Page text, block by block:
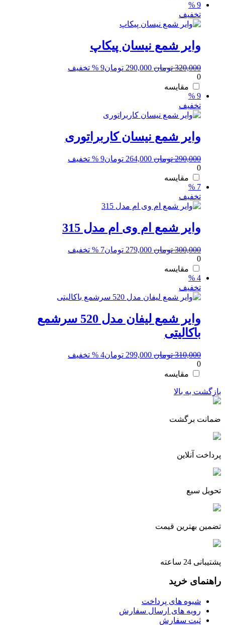
9 %
تخفیف
وایر شمع نیسان پیکاپ
320,000 تومان قیمت
290,000 تومان9 % تخفیف
0
مقایسه
9 %
تخفیف
وایر شمع نیسان کاربراتوری
290,000 تومان قیمت
264,000 تومان9 % تخفیف
0
مقایسه
7 %
تخفیف
وایر شمع ام وی ام مدل 315
300,000 تومان قیمت
279,000 تومان7 % تخفیف
0
مقایسه
4 %
تخفیف
وایر شمع لیفان مدل 520 سرشمع
باکالیتی
310,000 تومان قیمت
299,000 تومان4 % تخفیف
0
مقایسه
بازگشت به بالا
ضمانت برگشت
پرداخت آنلاین
تحویل سیع
تضمین بهترین قیمت
پشتیبانی 24 ساعته
راهنمای خرید
شیوه های پرداخت
رویه های ارسال سفارش
ثبت سفارش